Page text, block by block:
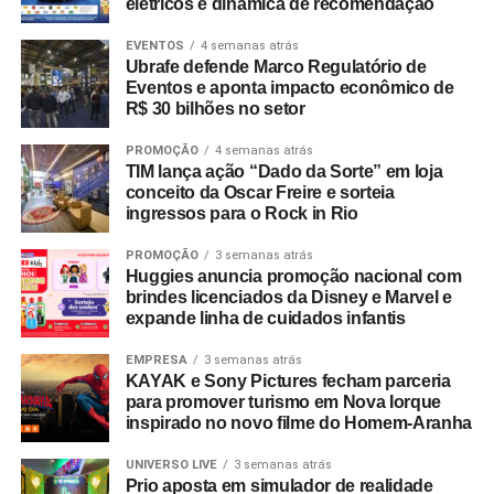
registrando o maior público computado pelo Pavilhão
Brasil durante seus seis meses de exibição.
ESG estruturado e inteligência de mercado
Mais do que acompanhar discussões globais, a EAÍ?!
incorporou preceitos ESG diretamente à esteira
operacional de suas entregas. Por meio de uma parceria
com a startup social Comida Invisível (certificada pelo
selo Save Food da FAO/ONU), a agência tornou-se a
primeira do país a integrar a gestão de excedentes
alimentares à operação de seus eventos.
A estreia da metodologia ocorreu em um evento do Banco
BMG, garantindo o reaproveitamento integral de 122,9 kg
de alimentos. A destinação correta resultou na oferta de
614 refeições para pessoas em vulnerabilidade social e
evitou a emissão de 347,7 kg de CO₂ na atmosfera. Hoje,
a destinação socioambiental de excedentes gera
EVENTOS 4 semanas atrás
Ubrafe defende Marco Regulatório de
Eventos e aponta impacto econômico de
R$ 30 bilhões no setor
PROMOÇÃO 4 semanas atrás
TIM lança ação “Dado da Sorte” em loja
conceito da Oscar Freire e sorteia
ingressos para o Rock in Rio
PROMOÇÃO 3 semanas atrás
Huggies anuncia promoção nacional com
brindes licenciados da Disney e Marvel e
expande linha de cuidados infantis
EMPRESA 3 semanas atrás
KAYAK e Sony Pictures fecham parceria
para promover turismo em Nova Iorque
inspirado no novo filme do Homem-Aranha
UNIVERSO LIVE 3 semanas atrás
Prio aposta em simulador de realidade